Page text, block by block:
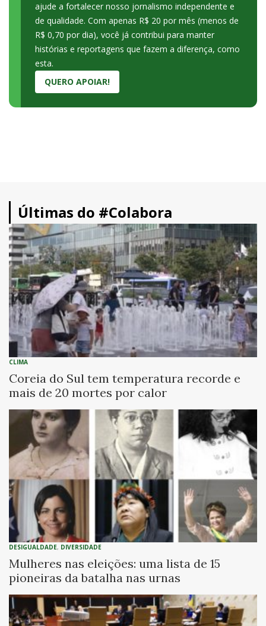
ajude a fortalecer nosso jornalismo independente e
de qualidade. Com apenas R$ 20 por mês (menos de
R$ 0,70 por dia), você já contribui para manter
histórias e reportagens que fazem a diferença, como
esta.
QUERO APOIAR!
Últimas do #Colabora
CLIMA
Coreia do Sul tem temperatura recorde e
mais de 20 mortes por calor
DESIGUALDADE, DIVERSIDADE
Mulheres nas eleições: uma lista de 15
pioneiras da batalha nas urnas